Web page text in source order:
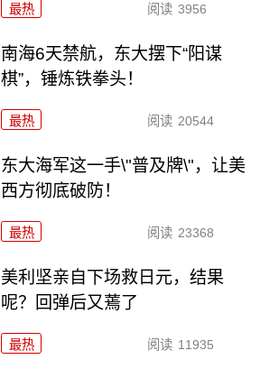
最热 阅读 3956
南海6天禁航，东大摆下“阳谋
棋”，锤炼铁拳头！
最热 阅读 20544
东大海军这一手\"普及牌\"，让美
西方彻底破防！
最热 阅读 23368
美利坚亲自下场救日元，结果
呢？回弹后又蔫了
最热 阅读 11935